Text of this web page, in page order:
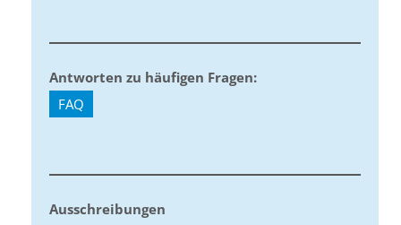
Antworten zu häufigen Fragen:
FAQ
Ausschreibungen